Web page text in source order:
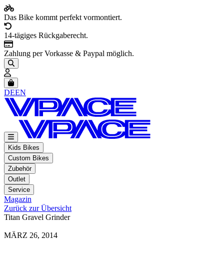
Das Bike kommt perfekt vormontiert.
14-tägiges Rückgaberecht.
Zahlung per Vorkasse & Paypal möglich.
Artikel im Warenkorb, Warenkorb anzeigen
DEEN
Kids Bikes
Custom Bikes
Zubehör
Outlet
Service
Magazin
Zurück zur Übersicht
Titan Gravel Grinder
MÄRZ 26, 2014